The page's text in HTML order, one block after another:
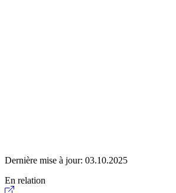
Dernière mise à jour: 03.10.2025
En relation